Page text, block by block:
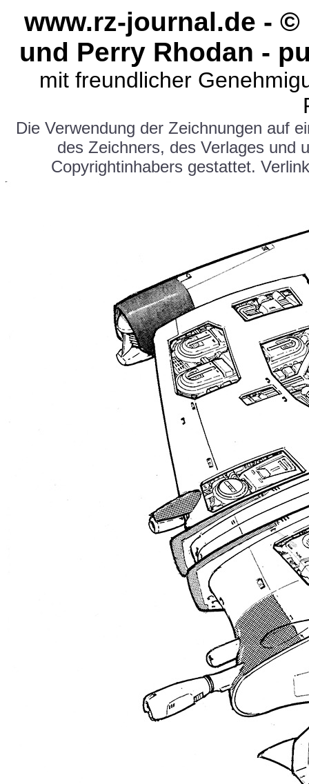
www.rz-journal.de -
und Perry Rhodan -
mit freundlicher
Die Verwendung der Zeichnungen auf
des Zeichners, des Verlages und
Copyrightinhabers gestattet.